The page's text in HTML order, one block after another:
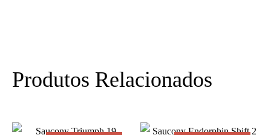
Produtos Relacionados